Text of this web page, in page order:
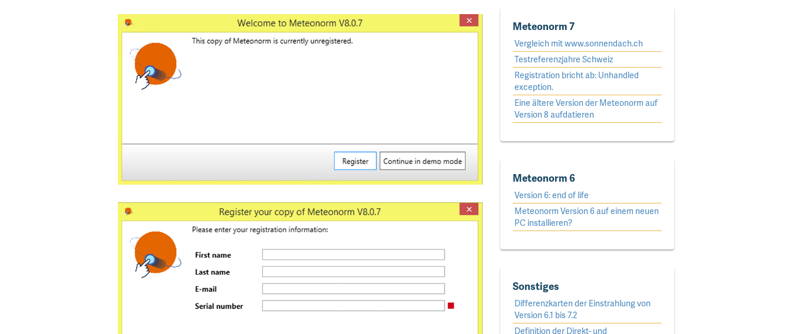
Meteonorm 7
Vergleich mit www.sonnendach.ch
Testreferenzjahre Schweiz
Registration bricht ab: Unhandled
exception.
Eine ältere Version der Meteonorm auf
Version 8 aufdatieren
Meteonorm 6
Version 6: end of life
Meteonorm Version 6 auf einem neuen
PC installieren?
Sonstiges
Differenzkarten der Einstrahlung von
Version 6.1 bis 7.2
Definition der Direkt- und